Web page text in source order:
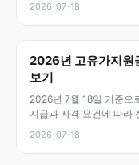
2026-07-18
2026년 고유가지원
보기
2026년 7월 18일 기준으
지급과 자격 요건에 따라
2026-07-18